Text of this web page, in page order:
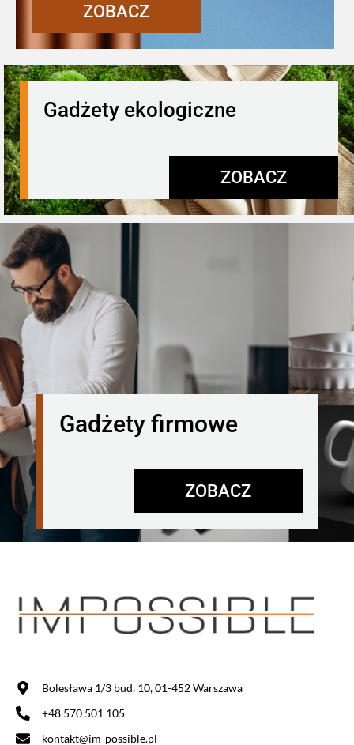
ZOBACZ
Gadżety ekologiczne
ZOBACZ
Gadżety firmowe
ZOBACZ
Bolesława 1/3 bud. 10, 01-452 Warszawa
+48 570 501 105
kontakt@im-possible.pl